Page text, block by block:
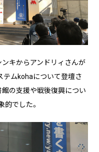
ンキからアンドリィさんが
テムkohaについて登壇さ
の支援や戦後復興につい
でした。